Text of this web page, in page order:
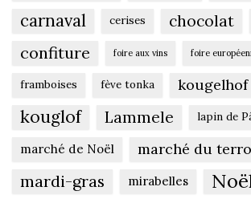
carnaval cerises chocolat
confiture foire aux vins foire
framboises fève tonka kougelhof
kouglof Lammele lapin de
marché de Noël marché du
mardi-gras mirabelles